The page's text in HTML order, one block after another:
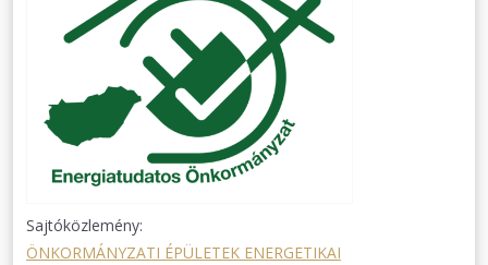
Sajtóközlemény:
ÖNKORMÁNYZATI ÉPÜLETEK ENERGETIKAI